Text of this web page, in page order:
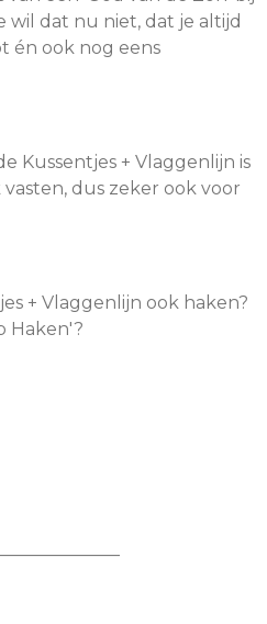
wil dat nu niet, dat je altijd
én ook nog eens
Kussentjes + Vlaggenlijn is
dus zeker ook voor
+ Vlaggenlijn ook haken?
Haken'?